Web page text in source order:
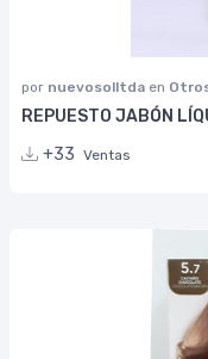
por nuevosolltda en
REPUESTO JABÓN
+33 Ventas